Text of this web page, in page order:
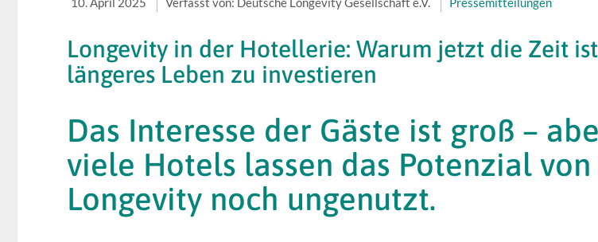
Longevity in der Hotellerie: Warum jetzt die Zeit
längeres Leben zu investieren
Das Interesse der Gäste ist groß –
viele Hotels lassen das Potenzial von
Longevity noch ungenutzt.